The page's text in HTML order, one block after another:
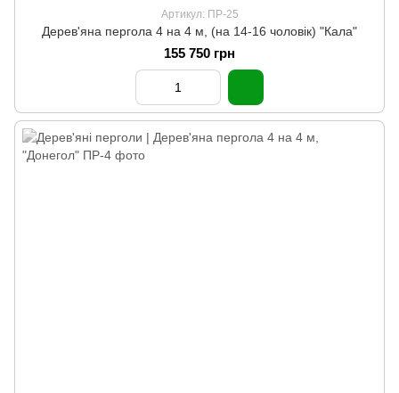
Артикул: ПР-25
Дерев'яна пергола 4 на 4 м, (на 14-16 чоловік) "Кала"
155 750 грн